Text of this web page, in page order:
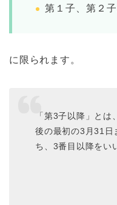
第１子、第２
に限られます。
「第3子以降」と
後の最初の3月31日
ち、3番目以降をい